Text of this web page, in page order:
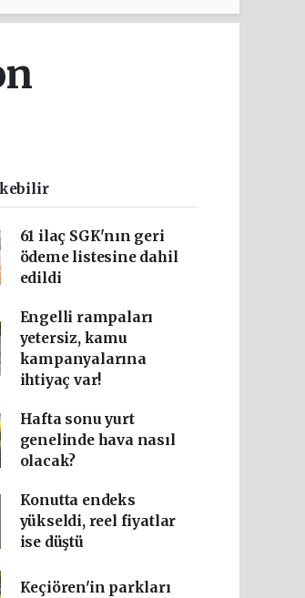
iç kalesini tahkim
daha da
önemli bir
61 ilaç SGK'nın geri
ödeme listesine dahil
edildi
Engelli rampaları
yetersiz, kamu
kampanyalarına
ihtiyaç var!
Hafta sonu yurt
genelinde hava nasıl
olacak?
Konutta endeks
yükseldi, reel fiyatlar
ise düştü
Keçiören'in parkları